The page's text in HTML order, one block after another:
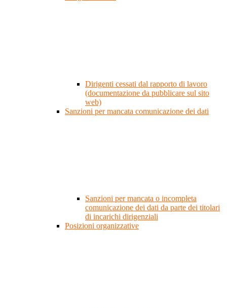
Dirigenti cessati dal rapporto di lavoro
(documentazione da pubblicare sul sito
web)
Sanzioni per mancata comunicazione dei dati
Sanzioni per mancata o incompleta
comunicazione dei dati da parte dei titolari
di incarichi dirigenziali
Posizioni organizzative